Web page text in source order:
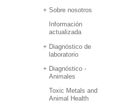
Sobre nosotros
Información
actualizada
Diagnóstico de
laboratorio
Diagnóstico -
Animales
Toxic Metals and
Animal Health